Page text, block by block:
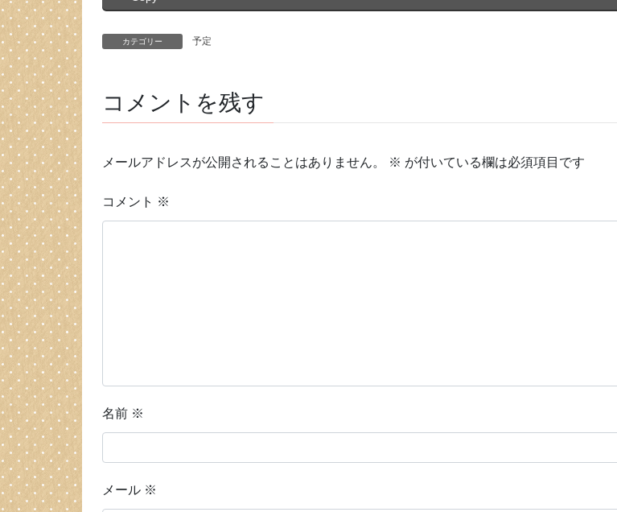
カテゴリー 予定
コメントを残す
メールアドレスが公開されることはありません。 ※ が付いている欄は必須項目です
コメント ※
名前 ※
メール ※